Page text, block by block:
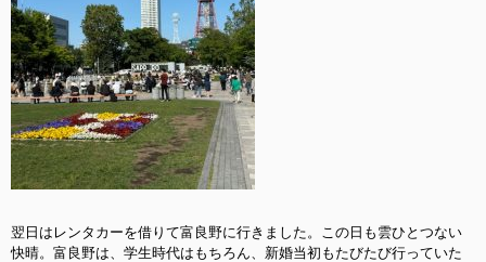
翌日はレンタカーを借りて富良野に行きました。この日も雲ひとつない
快晴。富良野は、学生時代はもちろん、新婚当初もたびたび行っていた